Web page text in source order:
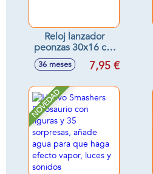
Reloj lanzador
peonzas 30x16 cm
- Modelos surtidos
36 meses 7,95 €
NOVEDAD